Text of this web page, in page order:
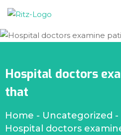
Hospital doctors
that
Home - Uncategorized -
Hospital doctors